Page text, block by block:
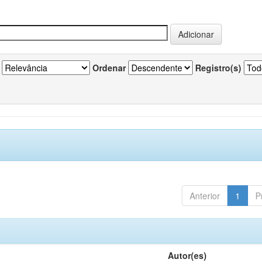
Ordenar Registro(s)
Anterior 1
Autor(es)